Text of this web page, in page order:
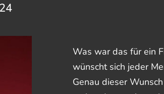
Was war das für ein
wünscht sich jeder
Genau dieser